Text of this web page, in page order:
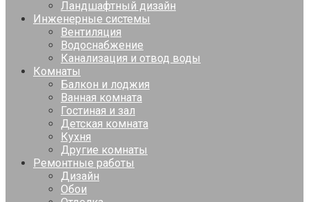
Ландшафтный дизайн
Инженерные системы
Вентиляция
Водоснабжение
Канализация и отвод воды
Комнаты
Балкон и лоджия
Ванная комната
Гостиная и зал
Детская комната
Кухня
Другие комнаты
Ремонтные работы
Дизайн
Обои